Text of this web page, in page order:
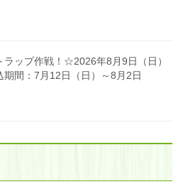
ップ作戦！☆2026年8月9日（日）
間：7月12日（日）～8月2日